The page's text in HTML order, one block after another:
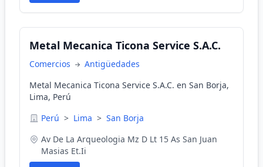
Metal Mecanica Ticona Service S.A.C.
Comercios
Antigüedades
Metal Mecanica Ticona Service S.A.C. en San Borja,
Lima, Perú
Perú > Lima > San Borja
Av De La Arqueologia Mz D Lt 15 As San Juan
Masias Et.Ii